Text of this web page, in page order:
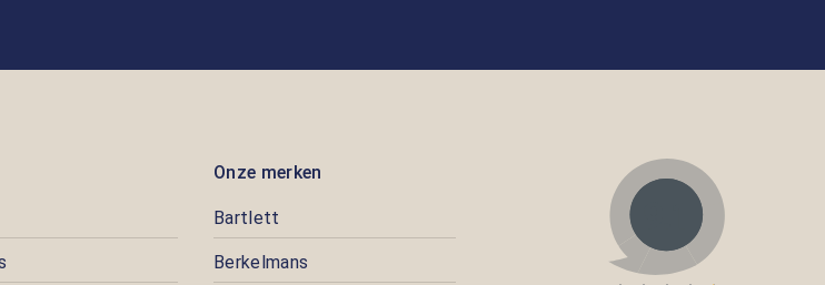
Onze merken
Bartlett
Berkelmans